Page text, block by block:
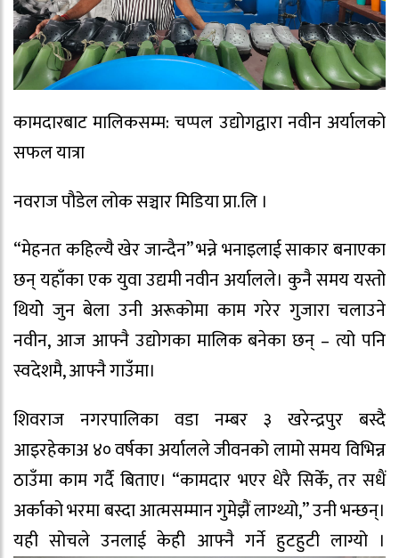
कामदारबाट मालिकसम्म: चप्पल उद्योगद्वारा नवीन अर्यालको
सफल यात्रा
नवराज पौडेल लोक सञ्चार मिडिया प्रा.लि ।
“मेहनत कहिल्यै खेर जान्दैन” भन्ने भनाइलाई साकार बनाएका
छन् यहाँका एक युवा उद्यमी नवीन अर्यालले। कुनै समय यस्तो
थियोे जुन बेला उनी अरूकोमा काम गरेर गुजारा चलाउने
नवीन, आज आफ्नै उद्योगका मालिक बनेका छन् – त्यो पनि
स्वदेशमै, आफ्नै गाउँमा।
शिवराज नगरपालिका वडा नम्बर ३ खरेन्द्रपुर बस्दै
आइरहेकाअ ४० वर्षका अर्यालले जीवनको लामो समय विभिन्न
ठाउँमा काम गर्दै बिताए। “कामदार भएर धेरै सिकेँ, तर सधैं
अर्काको भरमा बस्दा आत्मसम्मान गुमेझैं लाग्थ्यो,” उनी भन्छन्।
यही सोचले उनलाई केही आफ्नै गर्ने हुटहुटी लाग्यो ।